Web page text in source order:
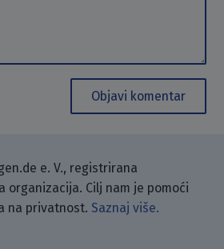
Objavi komentar
e. V., registrirana
organizacija. Cilj nam je pomoći
na privatnost. Saznaj više.
na naš blog koristeći
na GitHubu.
s nama putem